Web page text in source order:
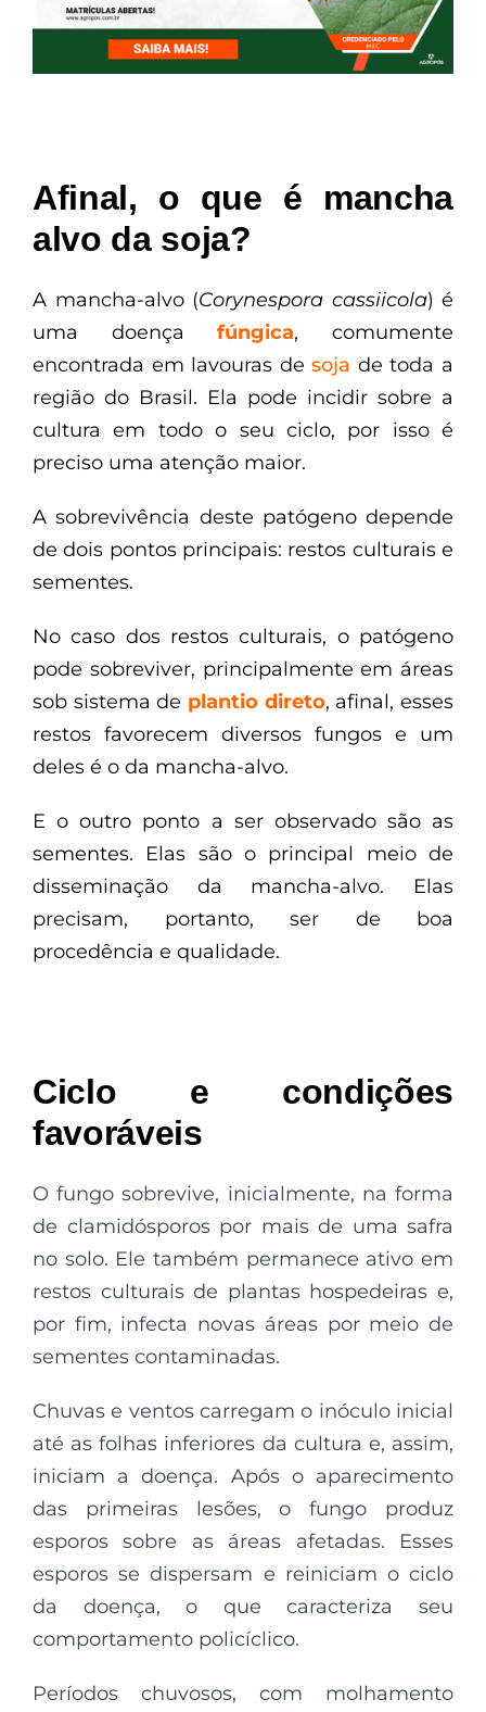
Afinal, o que é mancha
alvo da soja?
A mancha-alvo (Corynespora cassiicola) é
uma doençafúngica, comumente
encontrada em lavouras desoja de toda a
região do Brasil. Ela pode incidir sobre a
cultura em todo o seu ciclo, por isso é
preciso uma atenção maior.
A sobrevivência deste patógeno depende
de dois pontos principais: restos culturais e
sementes.
No caso dos restos culturais, o patógeno
pode sobreviver, principalmente em áreas
sob sistema de plantio direto, afinal, esses
restos favorecem diversos fungos e um
deles é o da mancha-alvo.
E o outro ponto a ser observado são as
sementes. Elas são o principal meio de
disseminação da mancha-alvo. Elas
precisam, portanto, ser de boa
procedência e qualidade.
Ciclo e condições
favoráveis
O fungo sobrevive, inicialmente, na forma
de clamidósporos por mais de uma safra
no solo. Ele também permanece ativo em
restos culturais de plantas hospedeiras e,
por fim, infecta novas áreas por meio de
sementes contaminadas.
Chuvas e ventos carregam o inóculo inicial
até as folhas inferiores da cultura e, assim,
iniciam a doença. Após o aparecimento
das primeiras lesões, o fungo produz
esporos sobre as áreas afetadas. Esses
esporos se dispersam e reiniciam o ciclo
da doença, o que caracteriza seu
comportamento policíclico.
Períodos chuvosos, com molhamento